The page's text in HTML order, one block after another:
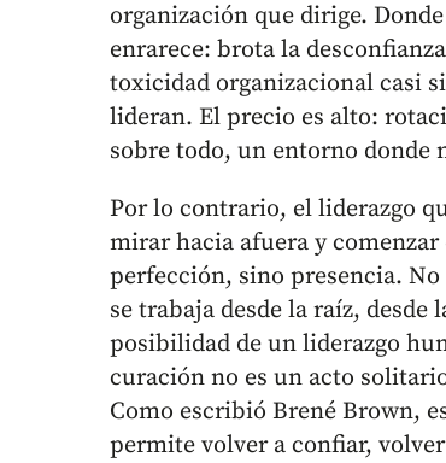
organización que dirige.
enrarece: brota la
toxicidad organizacional casi
lideran. El precio es alto:
sobre todo, un entorno donde
Por lo contrario, el liderazgo
mirar hacia afuera y
perfección, sino presencia.
se trabaja desde la raíz,
posibilidad de un liderazgo
curación no es un acto
Como escribió Brené Brown,
permite volver a confiar,